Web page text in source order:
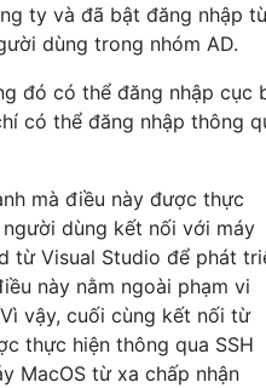
ty và đã bật đăng nhập
dùng trong nhóm AD.
đó có thể đăng nhập cục
có thể đăng nhập thông
mà điều này được thực
dùng kết nối với máy
từ Visual Studio để phát
này nằm ngoài phạm vi
vậy, cuối cùng kết nối từ
thực hiện thông qua SSH
MacOS từ xa chấp nhận